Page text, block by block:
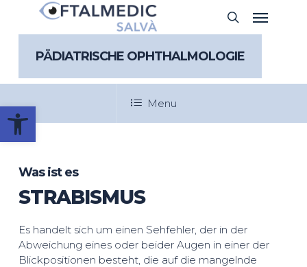
Werkzeugleiste öffnen
main
content
search
Menu
PÄDIATRISCHE OPHTHALMOLOGIE
Menu
Was ist es
STRABISMUS
Es handelt sich um einen Sehfehler, der in der
Abweichung eines oder beider Augen in einer der
Blickpositionen besteht, die auf die mangelnde